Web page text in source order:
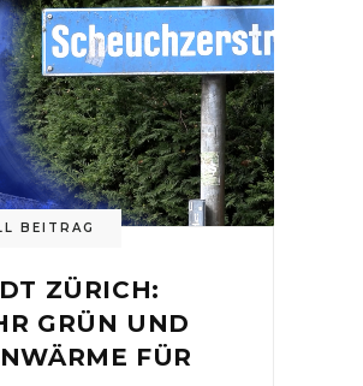
BEITRAG
ZÜRICH:
GRÜN UND
FÜR